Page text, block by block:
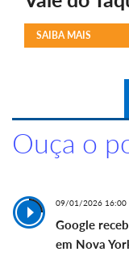
SAIBA MAIS
Ouça o
09/01/2026 16:00
Google
em Nova